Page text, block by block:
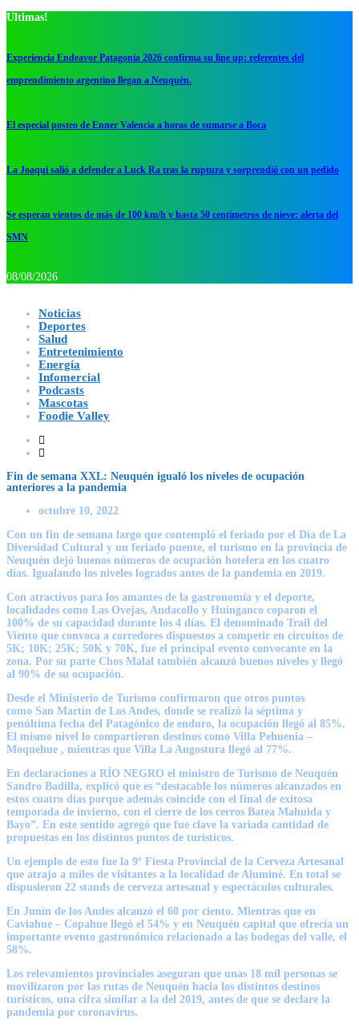
Ultimas!
Experiencia Endeavor Patagonia 2026 confirma su line up: referentes del
emprendimiento argentino llegan a Neuquén.
El especial posteo de Enner Valencia a horas de sumarse a Boca
La Joaqui salió a defender a Luck Ra tras la ruptura y sorprendió con un pedido
Se esperan vientos de más de 100 km/h y hasta 50 centímetros de nieve: alerta del
SMN
08/08/2026
Noticias
Deportes
Salud
Entretenimiento
Energía
Infomercial
Podcasts
Mascotas
Foodie Valley
Fin de semana XXL: Neuquén igualó los niveles de ocupación
anteriores a la pandemia
octubre 10, 2022
Con un fin de semana largo que contempló el feriado por el Día de La
Diversidad Cultural y un feriado puente, el turismo en la provincia de
Neuquén dejó buenos números de ocupación hotelera en los cuatro
días. Igualando los niveles logrados antes de la pandemia en 2019.
Con atractivos para los amantes de la gastronomía y el deporte,
localidades como Las Ovejas, Andacollo y Huinganco coparon el
100% de su capacidad durante los 4 días. El denominado Trail del
Viento que convoca a corredores dispuestos a competir en circuitos de
5K; 10K; 25K; 50K y 70K, fue el principal evento convocante en la
zona. Por su parte Chos Malal también alcanzó buenos niveles y llegó
al 90% de su ocupación.
Desde el Ministerio de Turismo confirmaron que otros puntos
como San Martín de Los Andes, donde se realizó la séptima y
penúltima fecha del Patagónico de enduro, la ocupación llegó al 85%.
El mismo nivel lo compartieron destinos como Villa Pehuenia –
Moquehue , mientras que Villa La Angostura llegó al 77%.
En declaraciones a RÍO NEGRO el ministro de Turismo de Neuquén
Sandro Badilla, explicó que es “destacable los números alcanzados en
estos cuatro días porque además coincide con el final de exitosa
temporada de invierno, con el cierre de los cerros Batea Mahuida y
Bayo”. En este sentido agregó que fue clave la variada cantidad de
propuestas en los distintos puntos de turísticos.
Un ejemplo de esto fue la 9º Fiesta Provincial de la Cerveza Artesanal
que atrajo a miles de visitantes a la localidad de Aluminé. En total se
dispusieron 22 stands de cerveza artesanal y espectáculos culturales.
En Junín de los Andes alcanzó el 60 por ciento. Mientras que en
Caviahue – Copahue llegó el 54% y en Neuquén capital que ofrecía un
importante evento gastronómico relacionado a las bodegas del valle, el
58%.
Los relevamientos provinciales aseguran que unas 18 mil personas se
movilizaron por las rutas de Neuquén hacia los distintos destinos
turísticos, una cifra similar a la del 2019, antes de que se declare la
pandemia por coronavirus.